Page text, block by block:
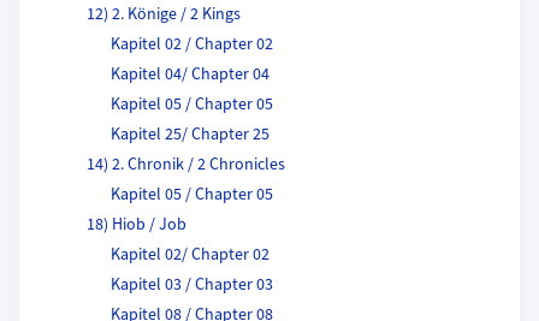
12) 2. Könige / 2 Kings
Kapitel 02 / Chapter 02
Kapitel 04/ Chapter 04
Kapitel 05 / Chapter 05
Kapitel 25/ Chapter 25
14) 2. Chronik / 2 Chronicles
Kapitel 05 / Chapter 05
18) Hiob / Job
Kapitel 02/ Chapter 02
Kapitel 03 / Chapter 03
Kapitel 08 / Chapter 08